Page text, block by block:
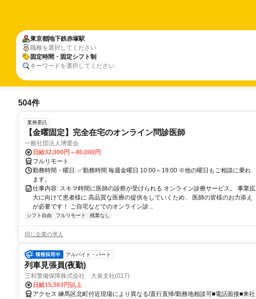
東京都地下鉄赤塚駅
職種を選択してください
固定時間・固定シフト制
キーワードを選択してください
504件
業務委託
【金曜固定】完全在宅のオンライン問診医師
一般社団法人博愛会
日給32,000円～80,000円
フルリモート
勤務時間・曜日: ✅勤務時間 毎週金曜日 10:00～19:00 ※他の曜日もご相談に乗れ
ます。
仕事内容: スキマ時間に医師の診察が受けられる オンライン診療サービス。 事業拡
大に向けて患者様に 高品質な医療の提供をしていくため、 医師の皆様のお力添え
が必要です！ ご自宅などでのオンライン診...
シフト自由 フルリモート 残業なし
同じ企業の求人
アルバイト・パート
列車見張員(夜勤)
三和警備保障株式会社 大泉支社(017)
日給15,563円以上
アクセス 練馬区北町付近現場により異なる/直行直帰/勤務地相談可■電話面接■来社